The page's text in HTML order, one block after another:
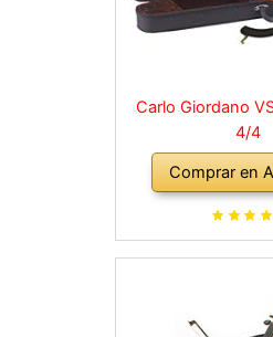
Carlo Giordano
4/4
Comprar en